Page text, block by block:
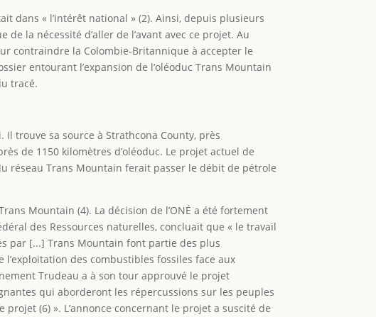
dans « l’intérêt national » (2). Ainsi, depuis plusieurs
la nécessité d’aller de l’avant avec ce projet. Au
contraindre la Colombie-Britannique à accepter le
entourant l’expansion de l’oléoduc Trans Mountain
tracé.
trouve sa source à Strathcona County, près
de 1150 kilomètres d’oléoduc. Le projet actuel de
réseau Trans Mountain ferait passer le débit de pétrole
Mountain (4). La décision de l’ONÉ a été fortement
des Ressources naturelles, concluait que « le travail
par [...] Trans Mountain font partie des plus
des combustibles fossiles face aux
Trudeau a à son tour approuvé le projet
qui aborderont les répercussions sur les peuples
(6) ». L’annonce concernant le projet a suscité de